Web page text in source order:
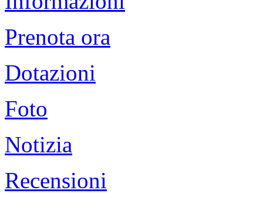
Prenota ora
Dotazioni
Foto
Notizia
Recensioni